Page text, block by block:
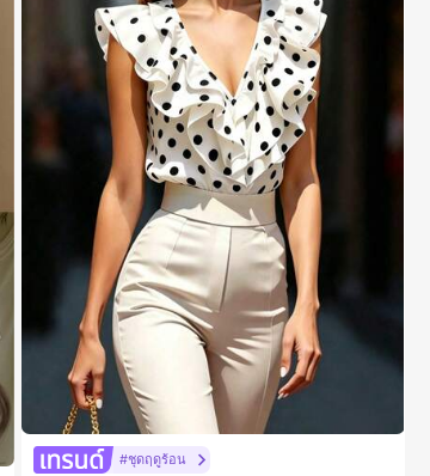
#ชุดฤดูร้อน